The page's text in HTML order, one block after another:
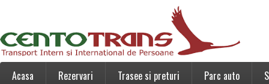
Acasa Rezervari Trasee si preturi Parc auto